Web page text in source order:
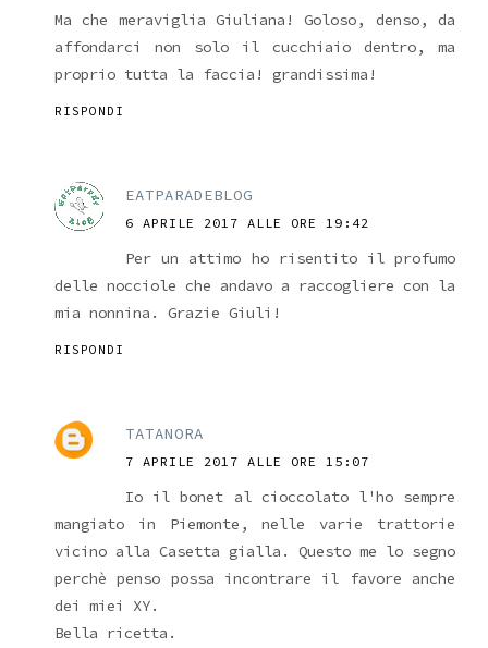
Ma che meraviglia Giuliana! Goloso, denso, da
affondarci non solo il cucchiaio dentro, ma
proprio tutta la faccia! grandissima!
RISPONDI
EATPARADEBLOG
6 APRILE 2017 ALLE ORE 19:42
Per un attimo ho risentito il profumo
delle nocciole che andavo a raccogliere con la
mia nonnina. Grazie Giuli!
RISPONDI
TATANORA
7 APRILE 2017 ALLE ORE 15:07
Io il bonet al cioccolato l'ho sempre
mangiato in Piemonte, nelle varie trattorie
vicino alla Casetta gialla. Questo me lo segno
perchè penso possa incontrare il favore anche
dei miei XY.
Bella ricetta.